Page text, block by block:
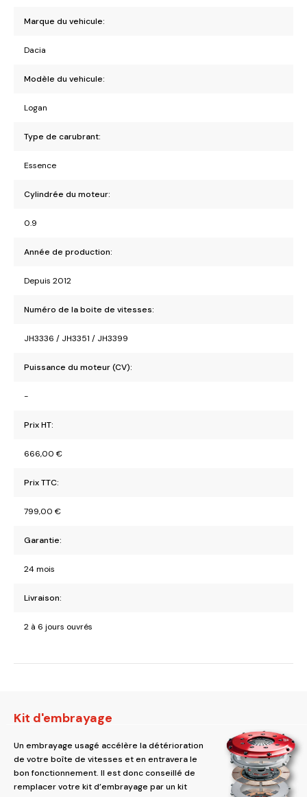
Marque du vehicule:
Dacia
Modèle du vehicule:
Logan
Type de carubrant:
Essence
Cylindrée du moteur:
0.9
Année de production:
Depuis 2012
Numéro de la boite de vitesses:
JH3336 / JH3351 / JH3399
Puissance du moteur (CV):
-
Prix HT:
666,00 €
Prix TTC:
799,00 €
Garantie:
24 mois
Livraison:
2 à 6 jours ouvrés
Kit d'embrayage
Un embrayage usagé accélère la détérioration
de votre boîte de vitesses et en entravera le
bon fonctionnement. Il est donc conseillé de
remplacer votre kit d’embrayage par un kit